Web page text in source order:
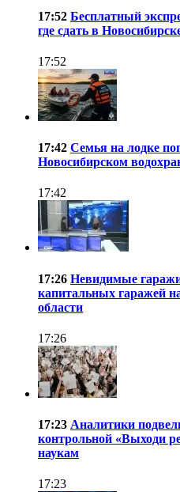
17:52 Бесплатный
где сдать в
17:52
17:42 Семья на лодке
Новосибирском
17:42
17:26 Невидимые
капитальных гаражей
области
17:26
17:23 Аналитики
контрольной «Выходи
наукам
17:23